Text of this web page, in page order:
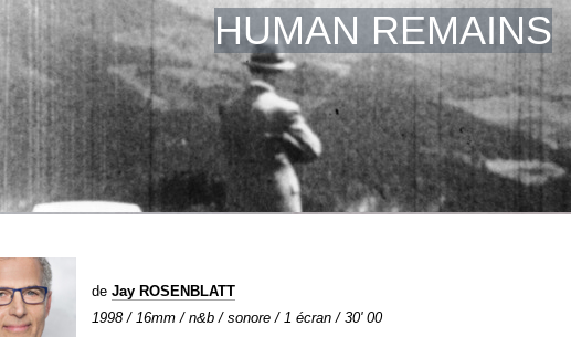
HUMAN REMAINS
de Jay ROSENBLATT
1998 / 16mm / n&b / sonore / 1 écran / 30' 00